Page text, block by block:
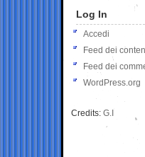
Log In
Accedi
Feed dei
Feed dei
WordPress.org
Credits: G.I